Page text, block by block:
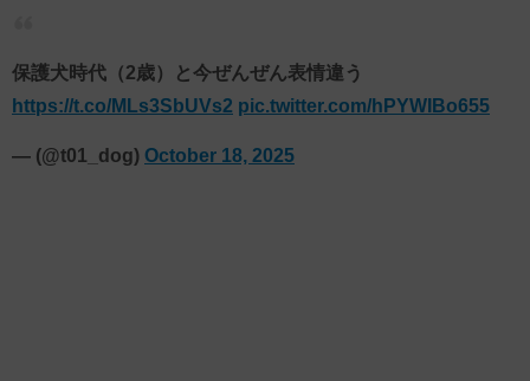
保護犬時代（2歳）と今ぜんぜん表情違う
https://t.co/MLs3SbUVs2 pic.twitter.com/hPYWIBo655
— (@t01_dog) October 18, 2025